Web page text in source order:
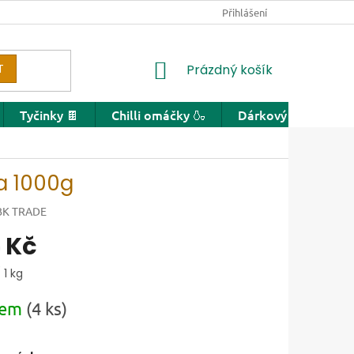
Přihlášení
NÁKUPNÍ KOŠÍK
Prázdný košík
Tyčinky 🍫 Chilli omáčky 🍶 Dárkový poukaz
1000g
TRADE
kg
(4 ks)